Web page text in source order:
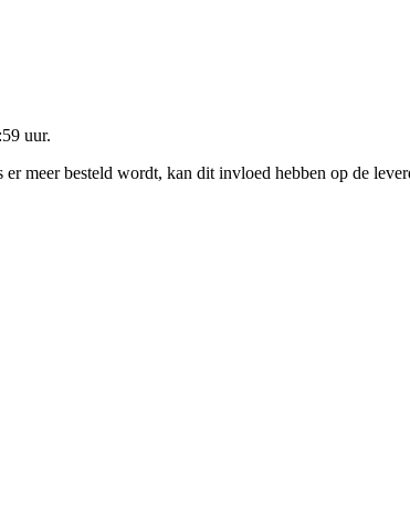
uur.
meer besteld wordt, kan dit invloed hebben op de